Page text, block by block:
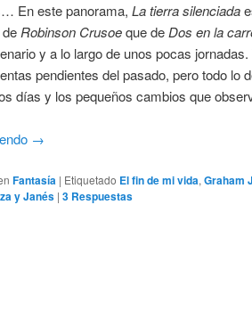
En este panorama, La tierra silenciada
Robinson Crusoeque de Dos en la
y a lo largo de unos pocas
pendientes del pasado, pero todo lo
días y los pequeños cambios que
→
Fantasía | Etiquetado El fin de mi vida, Graham
y Janés | 3 Respuestas